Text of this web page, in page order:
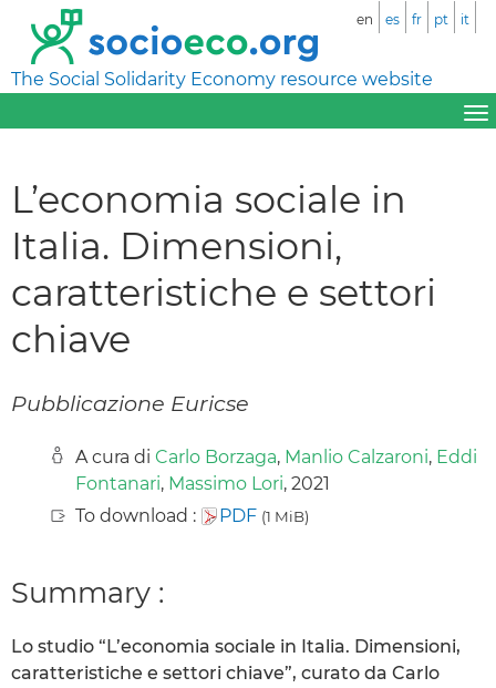
The Social Solidarity Economy resource website
en es fr pt it
L’economia sociale in
Italia. Dimensioni,
caratteristiche e settori
chiave
Pubblicazione Euricse
A cura di Carlo Borzaga, Manlio Calzaroni, Eddi
Fontanari, Massimo Lori, 2021
To download :
PDF (1 MiB)
Summary :
Lo studio “L’economia sociale in Italia. Dimensioni,
caratteristiche e settori chiave”, curato da Carlo